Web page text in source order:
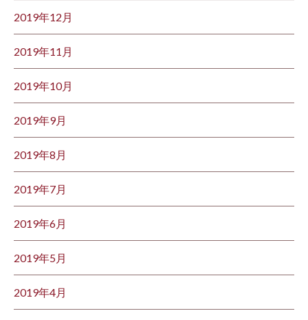
2019年12月
2019年11月
2019年10月
2019年9月
2019年8月
2019年7月
2019年6月
2019年5月
2019年4月